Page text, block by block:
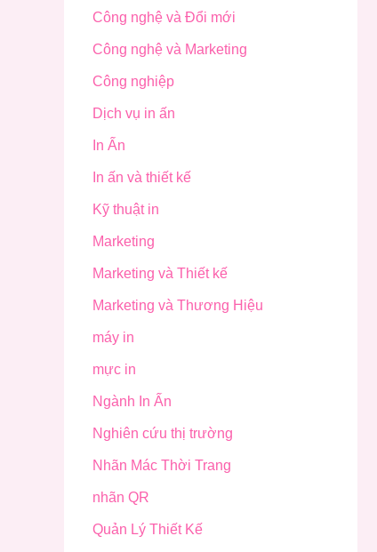
Công nghệ và Đổi mới
Công nghệ và Marketing
Công nghiệp
Dịch vụ in ấn
In Ấn
In ấn và thiết kế
Kỹ thuật in
Marketing
Marketing và Thiết kế
Marketing và Thương Hiệu
máy in
mực in
Ngành In Ấn
Nghiên cứu thị trường
Nhãn Mác Thời Trang
nhãn QR
Quản Lý Thiết Kế